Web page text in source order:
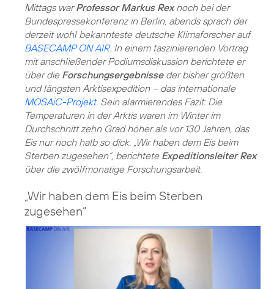
Mittags warProfessor Markus Rexnoch bei der
Bundespressekonferenz in Berlin, abends sprach der
derzeit wohl bekannteste deutsche Klimaforscher auf
BASECAMP ON AIR. In einem faszinierenden Vortrag
mit anschließender Podiumsdiskussion berichtete er
über die Forschungsergebnisseder bisher größten
und längsten Arktisexpedition – das internationale
MOSAiC-Projekt. Sein alarmierendes Fazit: Die
Temperaturen in der Arktis waren im Winter im
Durchschnitt zehn Grad höher als vor 130 Jahren, das
Eis nur noch halb so dick. „Wir haben dem Eis beim
Sterben zugesehen“, berichtete Expeditionsleiter Rex
über die zwölfmonatige Forschungsarbeit.
„Wir haben dem Eis beim Sterben
zugesehen“